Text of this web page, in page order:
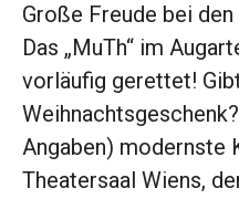
Große Freude bei
Das „MuTh“ im
vorläufig gerettet!
Angaben) modernste
Theatersaal Wiens,